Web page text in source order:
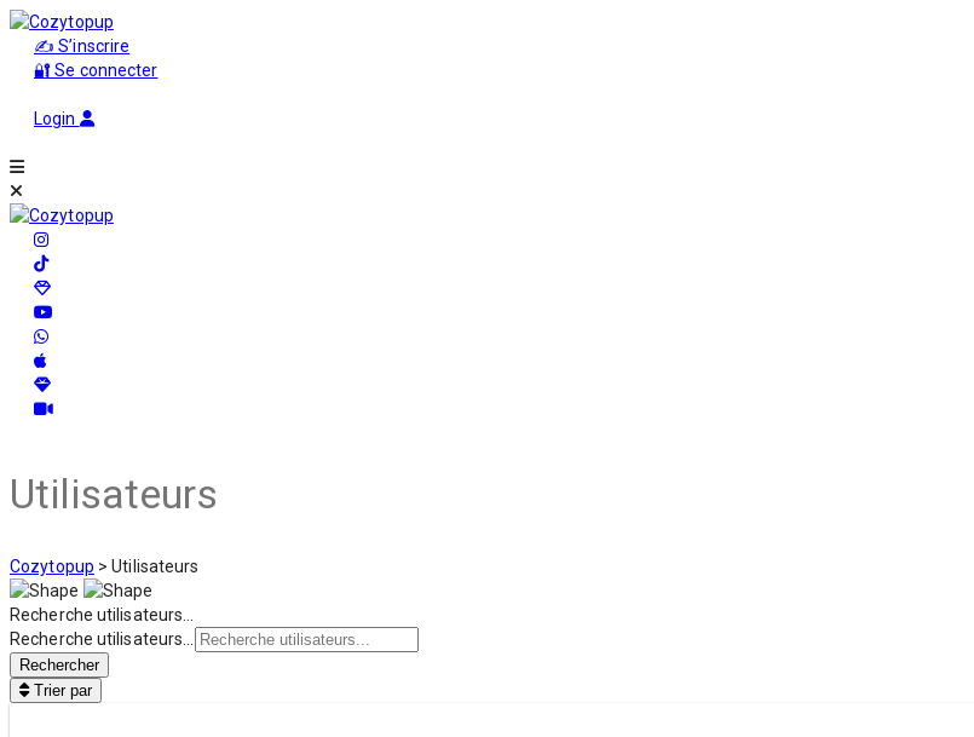
✍️ S’inscrire
🔐 Se connecter
Login
Utilisateurs
Cozytopup >Utilisateurs
Recherche utilisateurs...
Recherche utilisateurs...
Rechercher
Trier par